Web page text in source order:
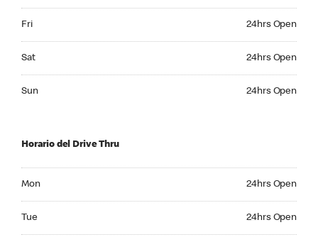
Fri 24hrs Open
Sat 24hrs Open
Sun 24hrs Open
Horario del Drive Thru
Mon 24hrs Open
Tue 24hrs Open